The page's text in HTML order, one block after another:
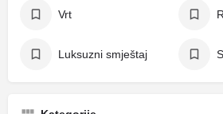
Vrt
Luksuzni smještaj